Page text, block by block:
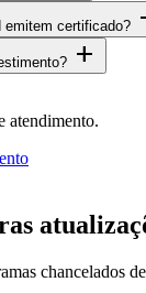
emitem certificado?
add
atendimento.
chancelados